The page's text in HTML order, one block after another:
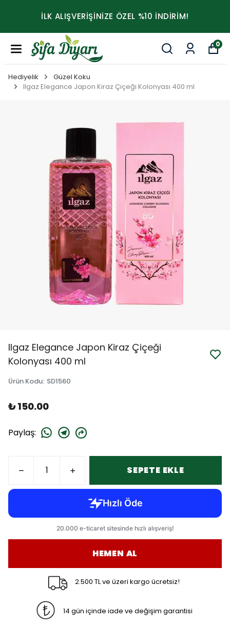
İLK ALIŞVERİŞİNİZE ÖZEL %10 İNDİRİM!
0
Hediyelik
Güzel Koku
Ilgaz Elegance Japon Kiraz Çiçeği Kolonyası 400 ml
Ilgaz Elegance Japon Kiraz Çiçeği
Kolonyası 400 ml
Ürün Kodu: SD1560
₺ 150.00
Paylaş:
SEPETE EKLE
HEMEN AL
2.500 TL ve üzeri kargo ücretsiz!
14 gün içinde iade ve değişim garantisi